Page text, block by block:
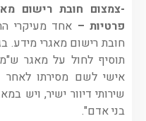
-צמצום חובת רישום
פרטיות – אחד מעיקרי
חובת רישום מאגרי מידע.
תוסיף לחול על מאגר
אישי לשם מסירתו לאחר
בני אדם".